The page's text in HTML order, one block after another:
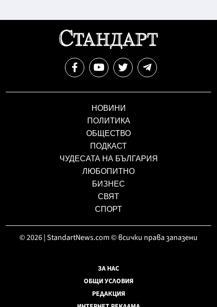
НОВИНИ
ПОЛИТИКА
ОБЩЕСТВО
ПОДКАСТ
ЧУДЕСАТА НА БЪЛГАРИЯ
ЛЮБОПИТНО
БИЗНЕС
СВЯТ
СПОРТ
© 2026 | StandartNews.com © всички права запазени
ЗА НАС
ОБЩИ УСЛОВИЯ
РЕДАКЦИЯ